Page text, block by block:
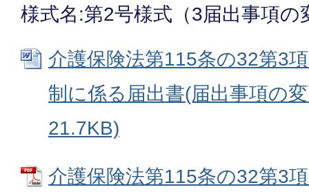
様式名:第2号様式（3届出事項の
介護保険法第115条の32第3
制に係る届出書(届出事項の
21.7KB)
介護保険法第115条の32第3